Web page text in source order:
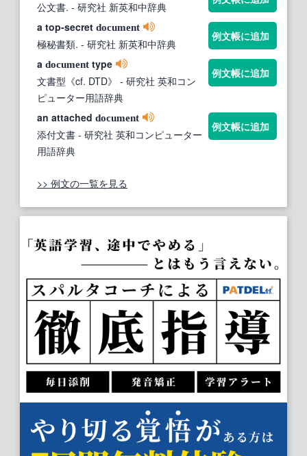
公文書. - 研究社 新英和中辞典
a top‐secret document
極秘書類. - 研究社 新英和中辞典
例文帳に追加
a document type
文書型《cf. DTD》 - 研究社 英和コン
ピューター用語辞典
例文帳に追加
an attached document
添付文書 - 研究社 英和コンピューター
用語辞典
例文帳に追加
>> 例文の一覧を見る